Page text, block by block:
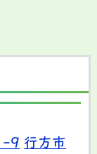
9 行方市